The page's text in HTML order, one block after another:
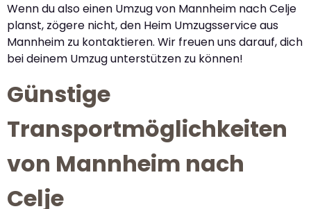
Wenn du also einen Umzug von Mannheim nach Celje
planst, zögere nicht, den Heim Umzugsservice aus
Mannheim zu kontaktieren. Wir freuen uns darauf, dich
bei deinem Umzug unterstützen zu können!
Günstige
Transportmöglichkeiten
von Mannheim nach
Celje